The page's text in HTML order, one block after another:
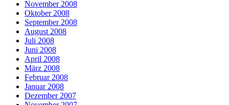
November 2008
Oktober 2008
September 2008
August 2008
Juli 2008
Juni 2008
April 2008
März 2008
Februar 2008
Januar 2008
Dezember 2007